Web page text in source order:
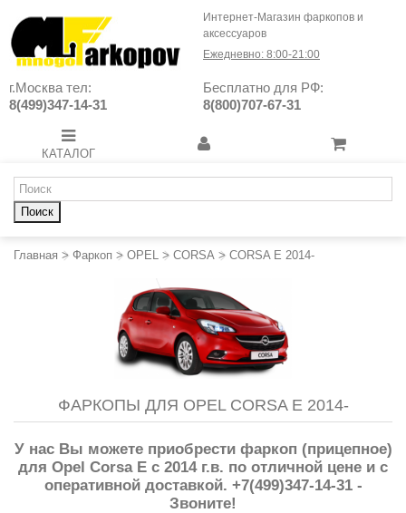
Интернет-Магазин фаркопов и
аксессуаров
Ежедневно: 8:00-21:00
г.Москва тел:
8(499)347-14-31
Бесплатно для РФ:
8(800)707-67-31
КАТАЛОГ
Поиск
Главная > Фаркоп > OPEL > CORSA > CORSA E 2014-
ФАРКОПЫ ДЛЯ OPEL CORSA E 2014-
У нас Вы можете приобрести фаркоп (прицепное)
для Opel Corsa E с 2014 г.в. по отличной цене и с
оперативной доставкой. +7(499)347-14-31 -
Звоните!